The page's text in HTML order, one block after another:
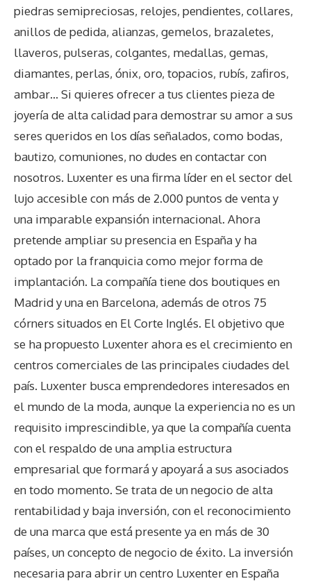
piedras semipreciosas, relojes, pendientes, collares,
anillos de pedida, alianzas, gemelos, brazaletes,
llaveros, pulseras, colgantes, medallas, gemas,
diamantes, perlas, ónix, oro, topacios, rubís, zafiros,
ambar… Si quieres ofrecer a tus clientes pieza de
joyería de alta calidad para demostrar su amor a sus
seres queridos en los días señalados, como bodas,
bautizo, comuniones, no dudes en contactar con
nosotros. Luxenter es una firma líder en el sector del
lujo accesible con más de 2.000 puntos de venta y
una imparable expansión internacional. Ahora
pretende ampliar su presencia en España y ha
optado por la franquicia como mejor forma de
implantación. La compañía tiene dos boutiques en
Madrid y una en Barcelona, además de otros 75
córners situados en El Corte Inglés. El objetivo que
se ha propuesto Luxenter ahora es el crecimiento en
centros comerciales de las principales ciudades del
país. Luxenter busca emprendedores interesados en
el mundo de la moda, aunque la experiencia no es un
requisito imprescindible, ya que la compañía cuenta
con el respaldo de una amplia estructura
empresarial que formará y apoyará a sus asociados
en todo momento. Se trata de un negocio de alta
rentabilidad y baja inversión, con el reconocimiento
de una marca que está presente ya en más de 30
países, un concepto de negocio de éxito. La inversión
necesaria para abrir un centro Luxenter en España